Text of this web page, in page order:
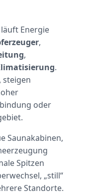
Energie
,
,
.
steigen
oder
Saunakabinen,
Spitzen
„still“
Standorte.